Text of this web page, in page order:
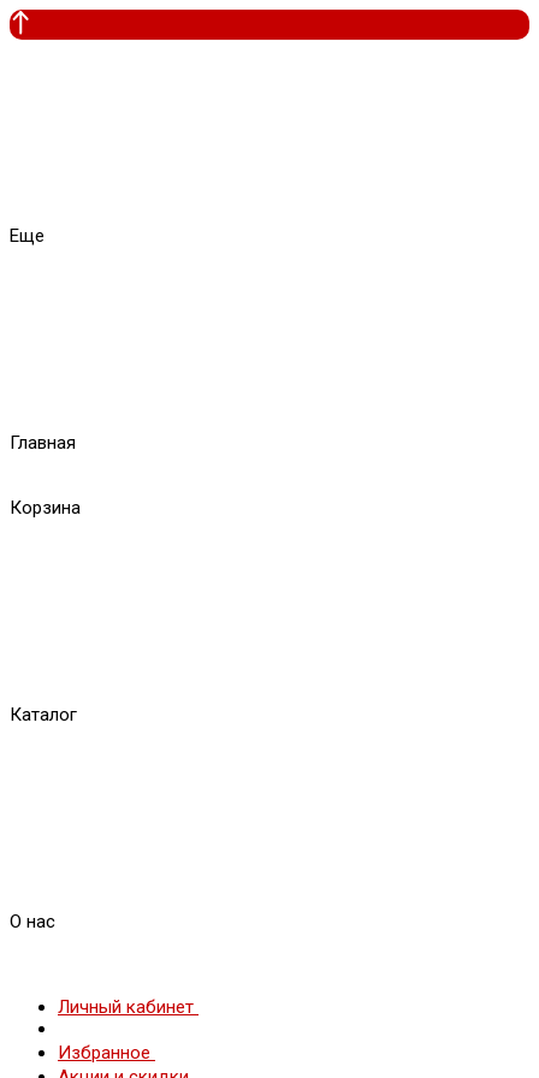
Еще
Главная
Корзина
Каталог
О нас
Личный кабинет
Избранное